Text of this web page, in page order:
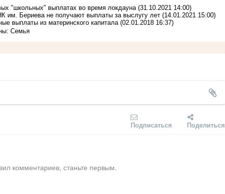
"школьных" выплатах во время локдауна (31.10.2021 14:00)
им. Бериева не получают выплаты за выслугу лет (14.01.2021 15:00)
выплаты из материнского капитала (02.01.2018 16:37)
Семья
Подписаться Поделиться
комментариев, станьте первым.